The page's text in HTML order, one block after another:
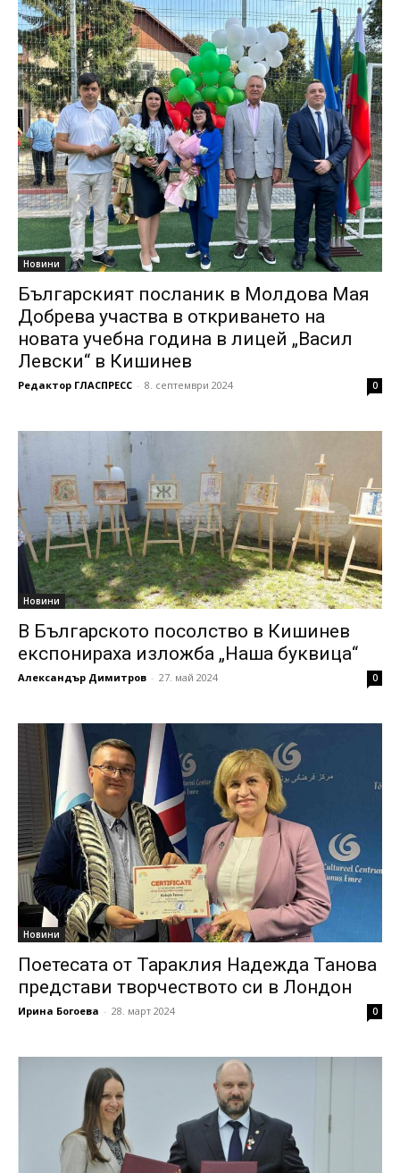
Новини
Българският посланик в Молдова Мая
Добрева участва в откриването на
новата учебна година в лицей „Васил
Левски“ в Кишинев
Редактор ГЛАСПРЕСС - 8. септември 2024 0
Новини
В Българското посолство в Кишинев
експонираха изложба „Наша буквица“
Александър Димитров - 27. май 2024 0
Новини
Поетесата от Тараклия Надежда Танова
представи творчеството си в Лондон
Ирина Богоева - 28. март 2024 0